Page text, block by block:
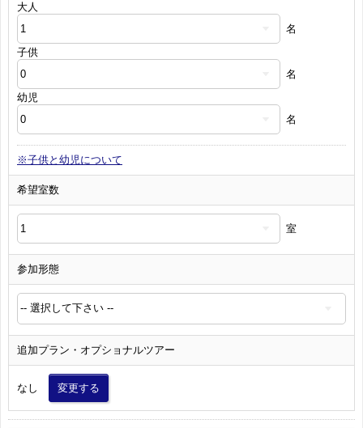
大人
名
子供
名
幼児
名
※子供と幼児について
希望室数
室
参加形態
追加プラン・オプショナルツアー
なし 変更する